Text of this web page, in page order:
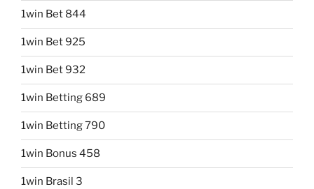
1win Bet 844
1win Bet 925
1win Bet 932
1win Betting 689
1win Betting 790
1win Bonus 458
1win Brasil 3